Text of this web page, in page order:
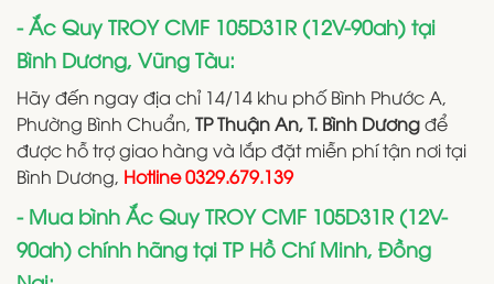
- Ắc Quy TROY CMF 105D31R (12V-90ah) tại
Bình Dương, Vũng Tàu:
Hãy đến ngay địa chỉ 14/14 khu phố Bình Phước A,
Phường Bình Chuẩn, TP Thuận An, T. Bình Dươngđể
được hỗ trợ giao hàng và lắp đặt miễn phí tận nơi tại
Bình Dương, Hotline 0329.679.139
- Mua bình Ắc Quy TROY CMF 105D31R (12V-
90ah) chính hãng tại TP Hồ Chí Minh, Đồng